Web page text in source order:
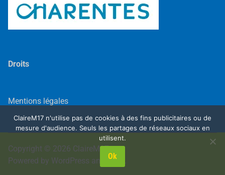
Droits
Mentions légales
Copyright © 2026 ClaireM17.
Powered by WordPress and Exalt
ClaireM17 n'utilise pas de cookies à des fins publicitaires ou de
mesure d'audience. Seuls les partages de réseaux sociaux en
utilisent.
Ok